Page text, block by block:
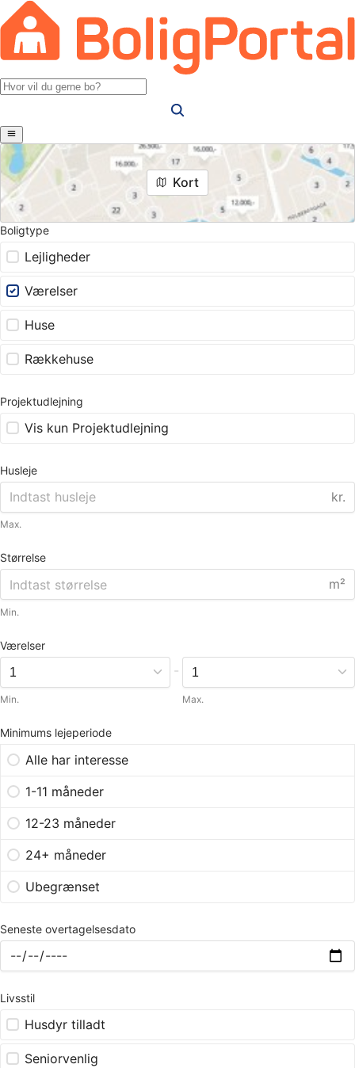
Kort
Boligtype
Lejligheder
Værelser
Huse
Rækkehuse
Projektudlejning
Vis kun Projektudlejning
Husleje
kr.
Max.
Størrelse
m²
Min.
Værelser
Min.
-
Max.
Minimums lejeperiode
Alle har interesse
1-11 måneder
12-23 måneder
24+ måneder
Ubegrænset
Seneste overtagelsesdato
Livsstil
Husdyr tilladt
Seniorvenlig